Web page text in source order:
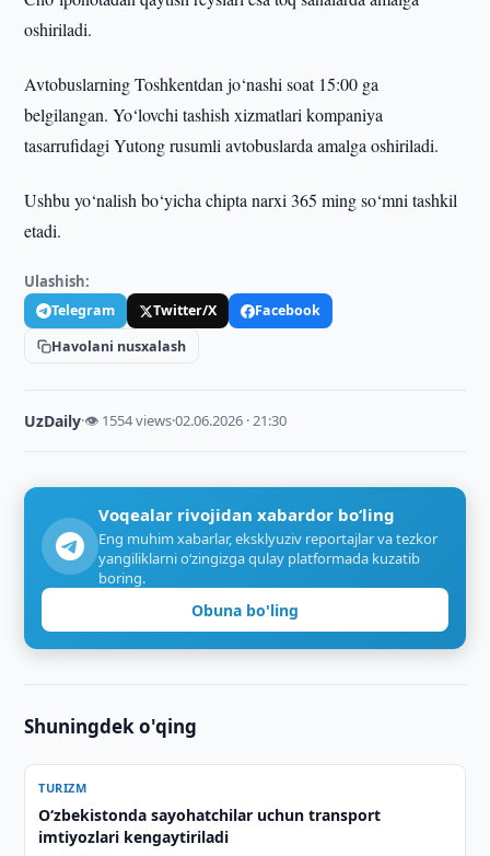
oshiriladi.
Avtobuslarning Toshkentdan jo‘nashi soat 15:00 ga
belgilangan. Yo‘lovchi tashish xizmatlari kompaniya
tasarrufidagi Yutong rusumli avtobuslarda amalga oshiriladi.
Ushbu yo‘nalish bo‘yicha chipta narxi 365 ming so‘mni tashkil
etadi.
Ulashish:
Telegram Twitter/X
Facebook
Havolani nusxalash
UzDaily·👁 1554 views·02.06.2026 · 21:30
Voqealar rivojidan xabardor bo‘ling
Eng muhim xabarlar, eksklyuziv reportajlar va tezkor
yangiliklarni o‘zingizga qulay platformada kuzatib
boring.
Obuna bo'ling
Shuningdek o'qing
TURIZM
Oʻzbekistonda sayohatchilar uchun transport
imtiyozlari kengaytiriladi